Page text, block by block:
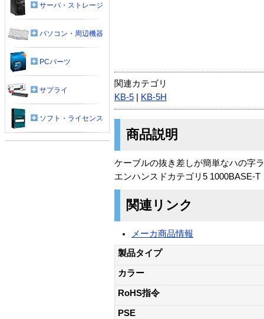
関連カテゴリ
KB-5
KB-5H
商品説明
ケーブルの抜き差しが簡単なハの字
エンハンスドカテゴリ5 1000BASE-T
関連リンク
メーカ商品情報
製品タイプ
カラー
RoHS指令
PSE
サーバ・ストレージ
パソコン・周辺機器
PCパーツ
サプライ
ソフト・ライセンス